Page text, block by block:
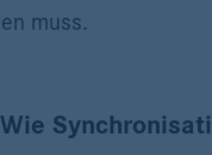
muss.